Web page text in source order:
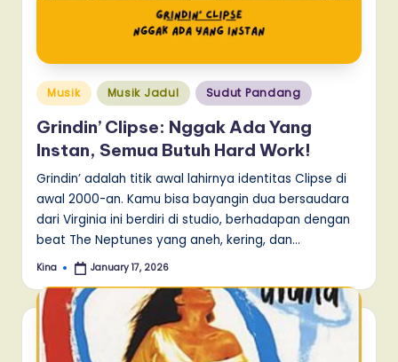
Posted
in
Musik Musik Jadul Sudut Pandang
Grindin’ Clipse: Nggak Ada Yang
Instan, Semua Butuh Hard Work!
Grindin’ adalah titik awal lahirnya identitas Clipse di
awal 2000-an. Kamu bisa bayangin dua bersaudara
dari Virginia ini berdiri di studio, berhadapan dengan
beat The Neptunes yang aneh, kering, dan…
Posted
Kina January 17, 2026